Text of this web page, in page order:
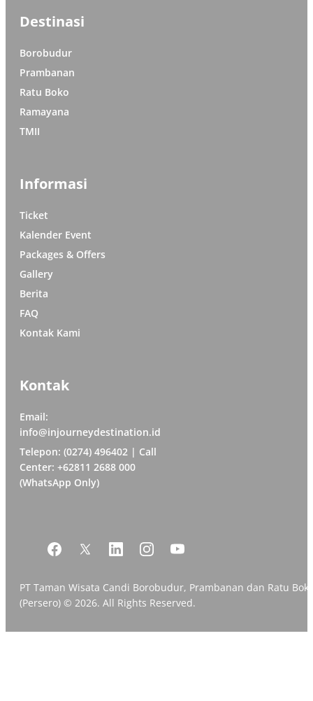
Destinasi
Borobudur
Prambanan
Ratu Boko
Ramayana
TMII
Informasi
Ticket
Kalender Event
Packages & Offers
Gallery
Berita
FAQ
Kontak Kami
Kontak
Email:
info@injourneydestination.id
Telepon: (0274) 496402 | Call
Center: +62811 2688 000
(WhatsApp Only)
PT Taman Wisata Candi Borobudur, Prambanan dan Ratu
(Persero) © 2026. All Rights Reserved.